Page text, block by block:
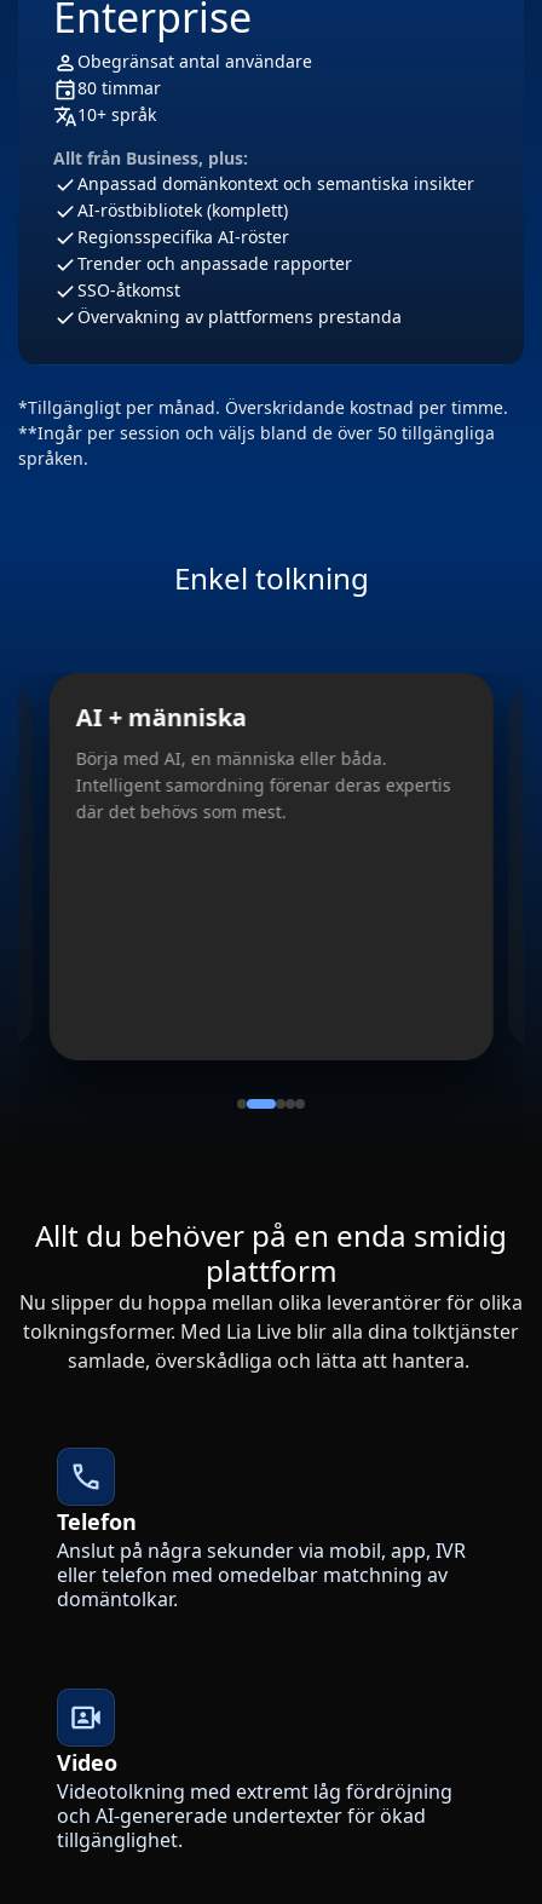
Enterprise
Obegränsat antal användare
80 timmar
10+ språk
Allt från Business, plus:
Anpassad domänkontext och semantiska insikter
AI-röstbibliotek (komplett)
Regionsspecifika AI-röster
Trender och anpassade rapporter
SSO-åtkomst
Övervakning av plattformens prestanda
*Tillgängligt per månad. Överskridande kostnad per timme.
**Ingår per session och väljs bland de över 50 tillgängliga
språken.
Enkel tolkning
Slide 2 of 5
AI + människa
Börja med AI, en människa eller båda.
Intelligent samordning förenar deras expertis
där det behövs som mest.
Allt du behöver på en enda smidig
plattform
Nu slipper du hoppa mellan olika leverantörer för olika
tolkningsformer. Med Lia Live blir alla dina tolktjänster
samlade, överskådliga och lätta att hantera.
Telefon
Anslut på några sekunder via mobil, app, IVR
eller telefon med omedelbar matchning av
domäntolkar.
Video
Videotolkning med extremt låg fördröjning
och AI-genererade undertexter för ökad
tillgänglighet.